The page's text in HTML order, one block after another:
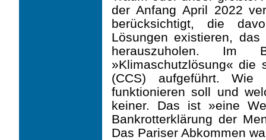
der Anfang April 2022
berücksichtigt, die
Lösungen existieren,
herauszuholen. Im
»Klimaschutzlösung« die
(CCS) aufgeführt.
funktionieren soll und
keiner. Das ist »eine
Bankrotterklärung der
Das Pariser Abkommen